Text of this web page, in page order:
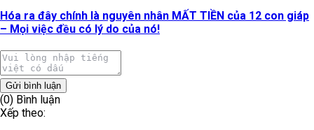
Hóa ra đây chính là nguyên nhân MẤT TIỀN của 12 con giáp
– Mọi việc đều có lý do của nó!
Gửi bình luận
(0) Bình luận
Xếp theo: